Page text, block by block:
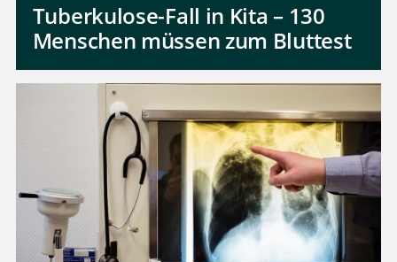
Tuberkulose-Fall in Kita – 130
Menschen müssen zum Bluttest